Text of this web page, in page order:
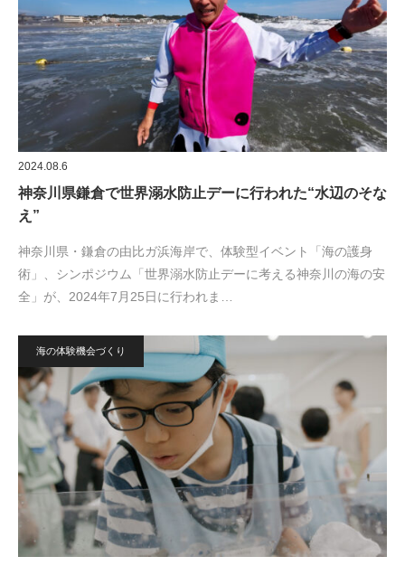
2024.08.6
神奈川県鎌倉で世界溺水防止デーに行われた“水辺のそな
え”
神奈川県・鎌倉の由比ガ浜海岸で、体験型イベント「海の護身
術」、シンポジウム「世界溺水防止デーに考える神奈川の海の安
全」が、2024年7月25日に行われま…
海の体験機会づくり